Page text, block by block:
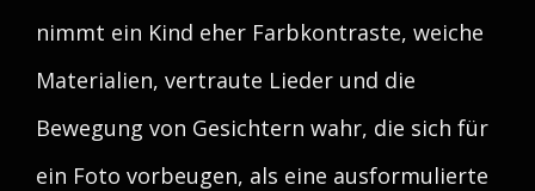
nimmt ein Kind eher Farbkontraste, weiche
Materialien, vertraute Lieder und die
Bewegung von Gesichtern wahr, die sich für
ein Foto vorbeugen, als eine ausformulierte